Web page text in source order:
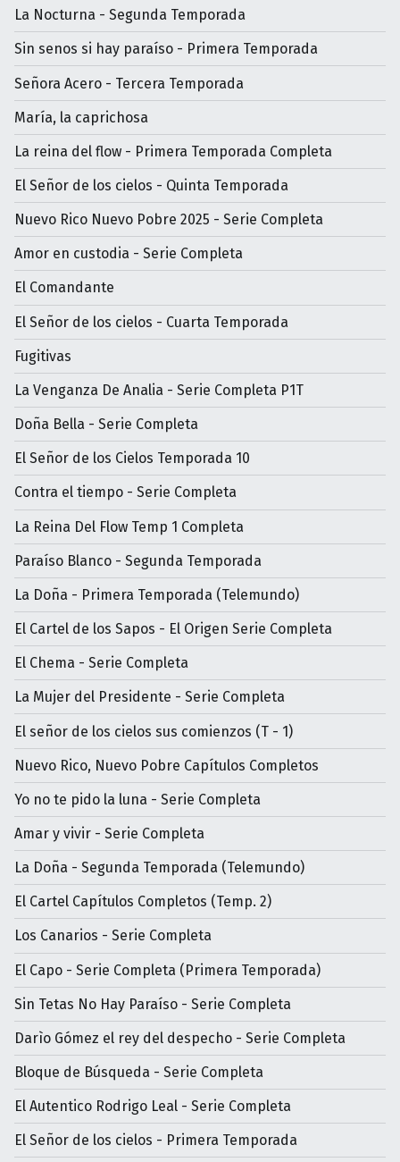
La Nocturna - Segunda Temporada
Sin senos si hay paraíso - Primera Temporada
Señora Acero - Tercera Temporada
María, la caprichosa
La reina del flow - Primera Temporada Completa
El Señor de los cielos - Quinta Temporada
Nuevo Rico Nuevo Pobre 2025 - Serie Completa
Amor en custodia - Serie Completa
El Comandante
El Señor de los cielos - Cuarta Temporada
Fugitivas
La Venganza De Analia - Serie Completa P1T
Doña Bella - Serie Completa
El Señor de los Cielos Temporada 10
Contra el tiempo - Serie Completa
La Reina Del Flow Temp 1 Completa
Paraíso Blanco - Segunda Temporada
La Doña - Primera Temporada (Telemundo)
El Cartel de los Sapos - El Origen Serie Completa
El Chema - Serie Completa
La Mujer del Presidente - Serie Completa
El señor de los cielos sus comienzos (T - 1)
Nuevo Rico, Nuevo Pobre Capítulos Completos
Yo no te pido la luna - Serie Completa
Amar y vivir - Serie Completa
La Doña - Segunda Temporada (Telemundo)
El Cartel Capítulos Completos (Temp. 2)
Los Canarios - Serie Completa
El Capo - Serie Completa (Primera Temporada)
Sin Tetas No Hay Paraíso - Serie Completa
Darìo Gómez el rey del despecho - Serie Completa
Bloque de Búsqueda - Serie Completa
El Autentico Rodrigo Leal - Serie Completa
El Señor de los cielos - Primera Temporada